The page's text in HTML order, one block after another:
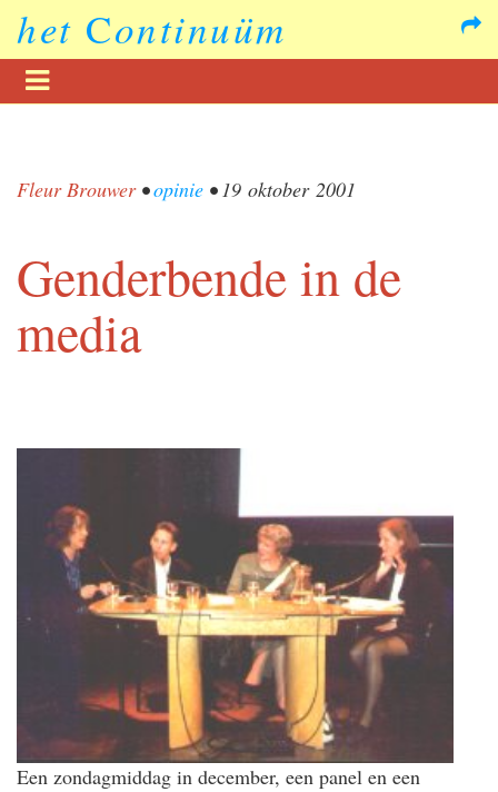
het Continuüm
Fleur Brouwer•opinie • 19 oktober 2001
Genderbende in de
media
Een zondagmiddag in december, een panel en een